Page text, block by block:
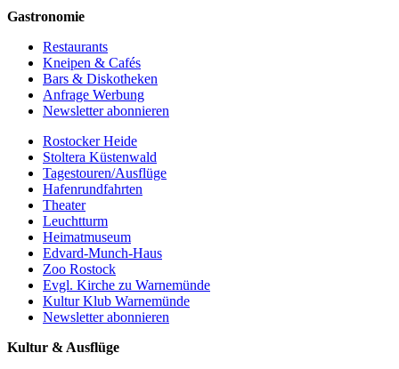
Gastronomie
Restaurants
Kneipen & Cafés
Bars & Diskotheken
Anfrage Werbung
Newsletter abonnieren
Rostocker Heide
Stoltera Küstenwald
Tagestouren/Ausflüge
Hafenrundfahrten
Theater
Leuchtturm
Heimatmuseum
Edvard-Munch-Haus
Zoo Rostock
Evgl. Kirche zu Warnemünde
Kultur Klub Warnemünde
Newsletter abonnieren
Kultur & Ausflüge